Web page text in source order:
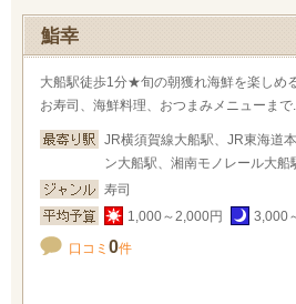
鮨幸
大船駅徒歩1分★旬の朝獲れ海鮮を楽しめ
お寿司、海鮮料理、おつまみメニューまで
JR横須賀線大船駅、JR東海道
ン大船駅、湘南モノレール大船
寿司
1,000～2,000円
3,000
口コミ 0件